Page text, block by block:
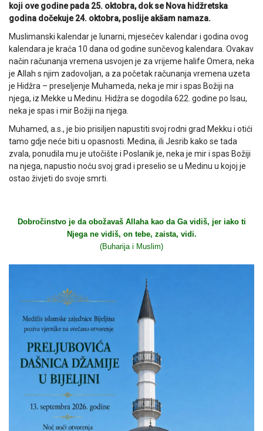
koji ove godine pada 25. oktobra, dok se Nova hidžretska
godina dočekuje 24. oktobra, poslije akšam namaza.
Muslimanski kalendar je lunarni, mjesečev kalendar i godina ovog
kalendara je kraća 10 dana od godine sunčevog kalendara. Ovakav
način računanja vremena usvojen je za vrijeme halife Omera, neka
je Allah s njim zadovoljan, a za početak računanja vremena uzeta
je Hidžra – preseljenje Muhameda, neka je mir i spas Božiji na
njega, iz Mekke u Medinu. Hidžra se dogodila 622. godine po Isau,
neka je spas i mir Božiji na njega.
Muhamed, a.s., je bio prisiljen napustiti svoj rodni grad Mekku i otići
tamo gdje neće biti u opasnosti. Medina, ili Jesrib kako se tada
zvala, ponudila mu je utočište i Poslanik je, neka je mir i spas Božiji
na njega, napustio noću svoj grad i preselio se u Medinu u kojoj je
ostao živjeti do svoje smrti.
Dobročinstvo je da obožavaš Allaha kao da Ga vidiš, jer iako ti
Njega ne vidiš, on tebe, zaista, vidi.
(Buharija i Muslim)